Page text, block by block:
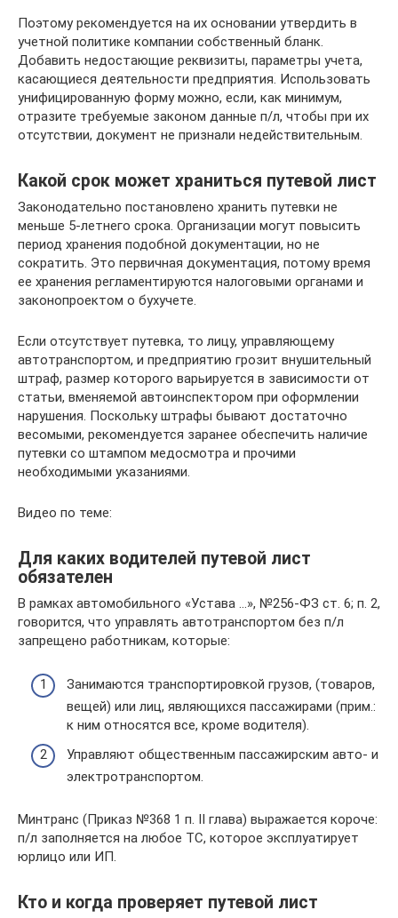
Поэтому рекомендуется на их основании утвердить в
учетной политике компании собственный бланк.
Добавить недостающие реквизиты, параметры учета,
касающиеся деятельности предприятия. Использовать
унифицированную форму можно, если, как минимум,
отразите требуемые законом данные п/л, чтобы при их
отсутствии, документ не признали недействительным.
Какой срок может храниться путевой лист
Законодательно постановлено хранить путевки не
меньше 5-летнего срока. Организации могут повысить
период хранения подобной документации, но не
сократить. Это первичная документация, потому время
ее хранения регламентируются налоговыми органами и
законопроектом о бухучете.
Если отсутствует путевка, то лицу, управляющему
автотранспортом, и предприятию грозит внушительный
штраф, размер которого варьируется в зависимости от
статьи, вменяемой автоинспектором при оформлении
нарушения. Поскольку штрафы бывают достаточно
весомыми, рекомендуется заранее обеспечить наличие
путевки со штампом медосмотра и прочими
необходимыми указаниями.
Видео по теме:
Для каких водителей путевой лист
обязателен
В рамках автомобильного «Устава …», №256-ФЗ ст. 6; п. 2,
говорится, что управлять автотранспортом без п/л
запрещено работникам, которые:
Занимаются транспортировкой грузов, (товаров,
вещей) или лиц, являющихся пассажирами (прим.:
к ним относятся все, кроме водителя).
Управляют общественным пассажирским авто- и
электротранспортом.
Минтранс (Приказ №368 1 п. II глава) выражается короче:
п/л заполняется на любое ТС, которое эксплуатирует
юрлицо или ИП.
Кто и когда проверяет путевой лист